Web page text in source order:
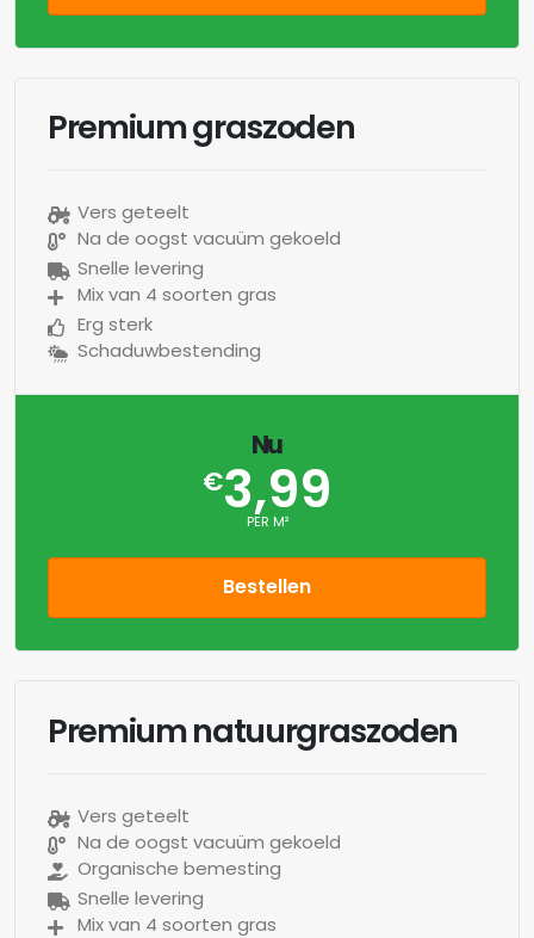
Premium graszoden
Vers geteelt
Na de oogst vacuüm gekoeld
Snelle levering
Mix van 4 soorten gras
Erg sterk
Schaduwbestending
Nu
€3,99
PER M²
Bestellen
Premium natuurgraszoden
Vers geteelt
Na de oogst vacuüm gekoeld
Organische bemesting
Snelle levering
Mix van 4 soorten gras